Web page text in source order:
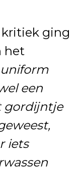
ging
het
uniform
een
gordijntje
iets